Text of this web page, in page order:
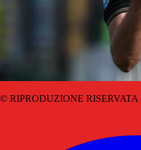
© RIPRODUZIONE RISERVATA